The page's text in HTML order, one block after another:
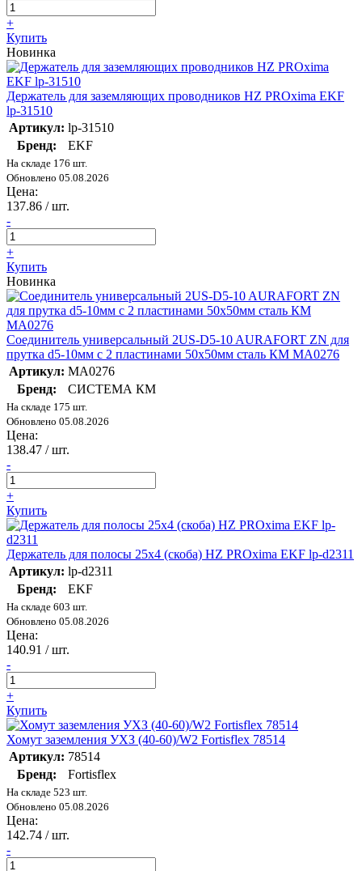
+
Купить
Новинка
Держатель для заземляющих проводников HZ PROxima EKF
lp-31510
Артикул: lp-31510
Бренд:
EKF
На складе 176 шт.
Обновлено 05.08.2026
Цена:
137.86 / шт.
-
+
Купить
Новинка
Соединитель универсальный 2US-D5-10 AURAFORT ZN для
прутка d5-10мм с 2 пластинами 50х50мм сталь КМ MA0276
Артикул: MA0276
Бренд:
СИСТЕМА КМ
На складе 175 шт.
Обновлено 05.08.2026
Цена:
138.47 / шт.
-
+
Купить
Держатель для полосы 25х4 (скоба) HZ PROxima EKF lp-d2311
Артикул: lp-d2311
Бренд:
EKF
На складе 603 шт.
Обновлено 05.08.2026
Цена:
140.91 / шт.
-
+
Купить
Хомут заземления УХЗ (40-60)/W2 Fortisflex 78514
Артикул: 78514
Бренд:
Fortisflex
На складе 523 шт.
Обновлено 05.08.2026
Цена:
142.74 / шт.
-